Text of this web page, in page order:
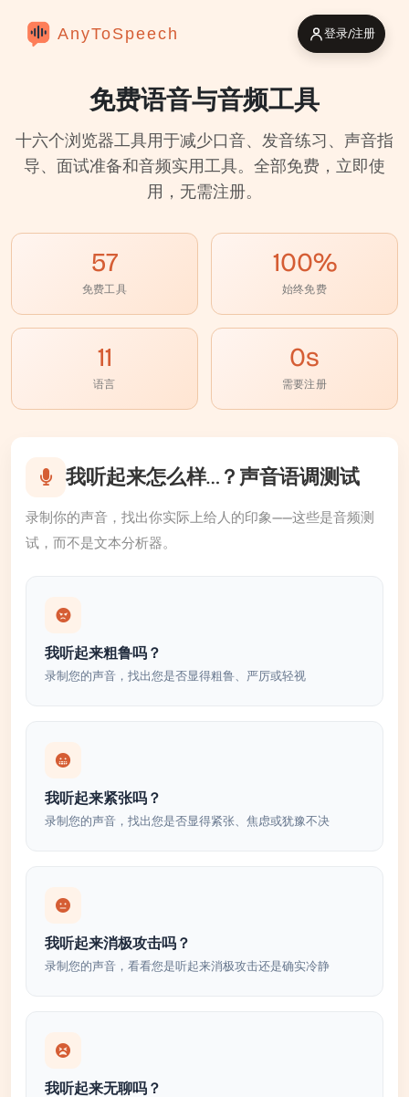
AnyToSpeech 登录/注册
免费语音与音频工具
十六个浏览器工具用于减少口音、发音练习、声音指
导、面试准备和音频实用工具。全部免费，立即使
用，无需注册。
57
免费工具
100%
始终免费
11
语言
0s
需要注册
我听起来怎么样…？声音语调测试
录制你的声音，找出你实际上给人的印象——这些是音频测
试，而不是文本分析器。
我听起来粗鲁吗？
录制您的声音，找出您是否显得粗鲁、严厉或轻视
我听起来紧张吗？
录制您的声音，找出您是否显得紧张、焦虑或犹豫不决
我听起来消极攻击吗？
录制您的声音，看看您是听起来消极攻击还是确实冷静
我听起来无聊吗？